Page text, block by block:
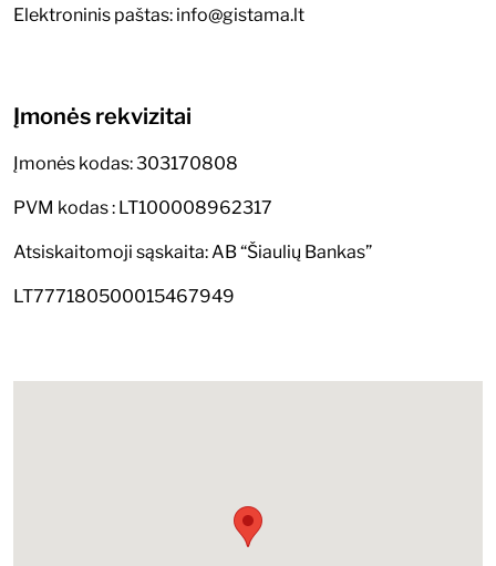
Elektroninis paštas: info@gistama.lt
Įmonės rekvizitai
Įmonės kodas: 303170808
PVM kodas : LT100008962317
Atsiskaitomoji sąskaita: AB “Šiaulių Bankas”
LT777180500015467949